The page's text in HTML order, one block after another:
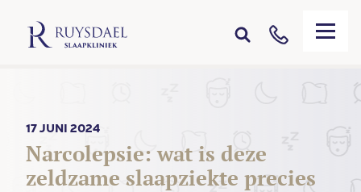
17 JUNI 2024
Narcolepsie: wat is deze
zeldzame slaapziekte precies